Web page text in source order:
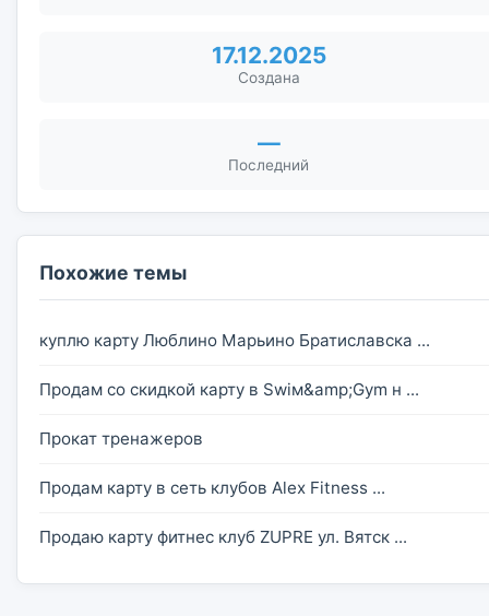
17.12.2025
Создана
—
Последний
Похожие темы
куплю карту Люблино Марьино Братиславска ...
Продам со скидкой карту в Swiм&amp;Gуm н ...
Прокат тренажеров
Продам карту в сеть клубов Alex Fitness ...
Продаю карту фитнес клуб ZUPRE ул. Вятск ...